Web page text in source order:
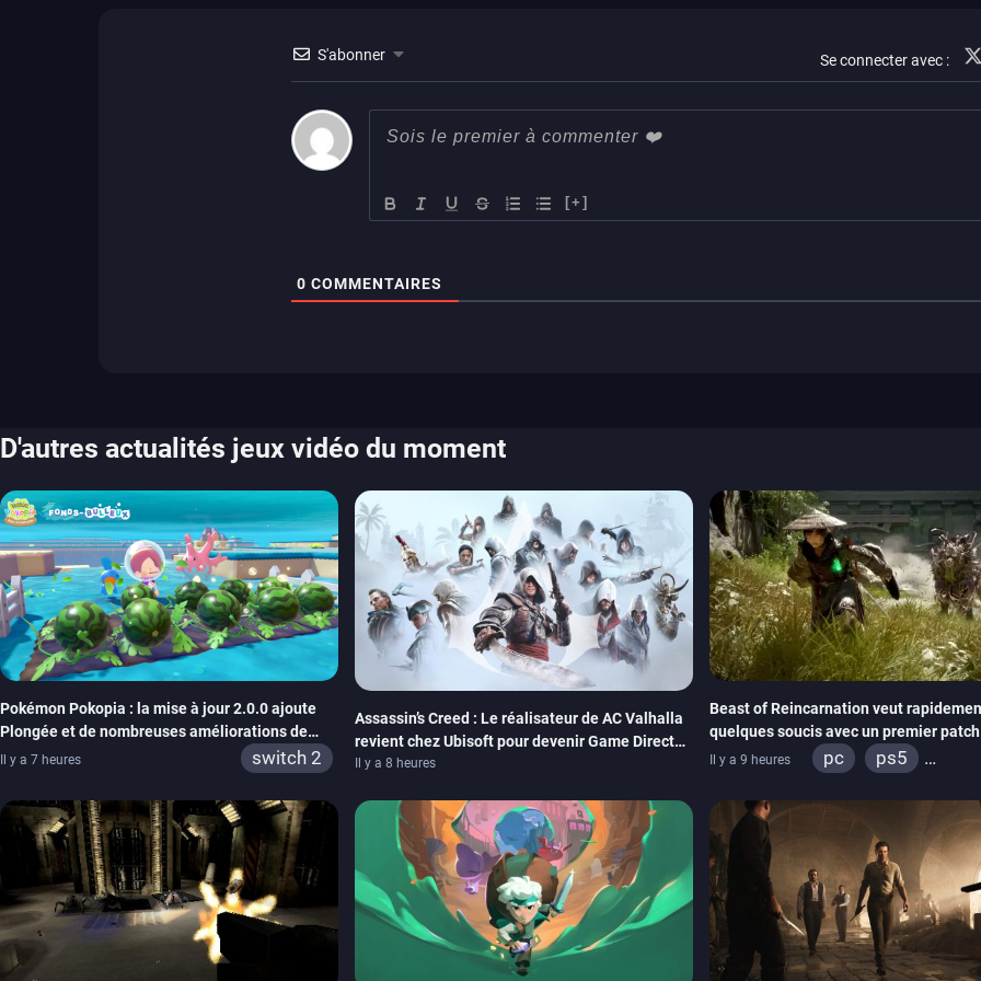
wiiu
switch 2
S'abonner Se connecter avec :
[+]
0 COMMENTAIRES
D'autres actualités jeux vidéo du moment
Pokémon Pokopia : la mise à jour 2.0.0 ajoute
Plongée et de nombreuses améliorations de
confort
Il y a 7 heures switch 2
Assassin’s Creed : Le réalisateur de AC Valhalla
revient chez Ubisoft pour devenir Game Director
de la marque
Il y a 8 heures
Beast of Reincarnation veut
quelques soucis avec un premier patch
paraître bientôt
Il y a 9 heures pc
ps5